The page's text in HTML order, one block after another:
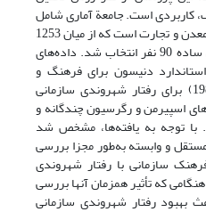
کاربردی است. جامعة آماری شامل
مدیران و کارکنان وزارت صنعت، معدن و تجارت است که از میان 1253
نفر، با روش نمونه‌گیری تصادفی ساده 90 نفر انتخاب شد. داده‌های
دنیسون برای فرهنگ و
پرسشنامة استاندارد ارگان (1988) برای رفتار شهروندی سازمانی
اسپیرمن و رگرسیون چندگانه و
با توجه به یافته‌ها، مشخص شد
و وابسته به‌طور مجزا بررسی
سازمانی با رفتار شهروندی
هنگامی که تأثیر همزمان آنها بررسی
بهبود رفتار شهروندی سازمانی